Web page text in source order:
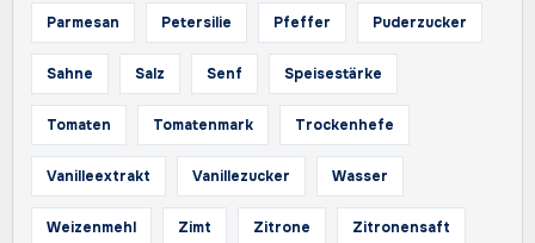
Parmesan Petersilie Pfeffer Puderzucker
Sahne Salz Senf Speisestärke
Tomaten Tomatenmark Trockenhefe
Vanilleextrakt Vanillezucker Wasser
Weizenmehl Zimt Zitrone Zitronensaft